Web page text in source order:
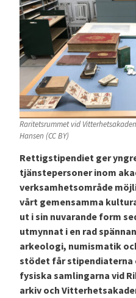
Raritetsrummet vid
Hansen (CC BY)
Rettigstipendiet ger
tjänstepersoner inom
verksamhetsområde
vårt gemensamma
ut i sin nuvarande form
utmynnat i en rad
arkeologi, numismatik
stödet får stipendiaterna
fysiska samlingarna vid
arkiv och